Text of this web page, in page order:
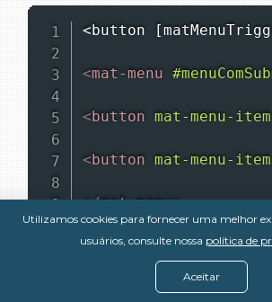
<button
<mat-menu
<button mat-menu-item
<button mat-menu-item
</mat-menu>
mat-menu #submenu1
Utilizamos cookies para fornecer uma melhor
usuários, consulte nossa política de
Aceitar